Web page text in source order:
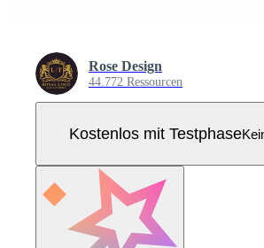
Rose Design
44.772 Ressourcen
Kostenlos mit Testphase